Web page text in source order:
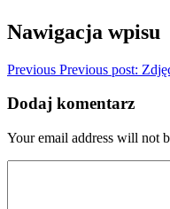
Nawigacja wpisu
Previous Previous post:
Dodaj komentarz
Your email address will not